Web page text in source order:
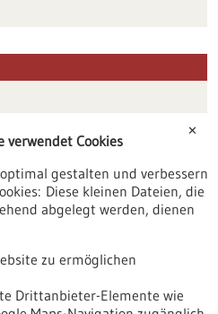
✕
verwendet Cookies
gestalten und verbessern
Diese kleinen Dateien, die
abgelegt werden, dienen
zu ermöglichen
Drittanbieter-Elemente wie